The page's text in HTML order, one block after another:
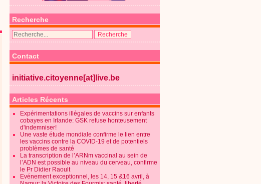
Recherche
Contact
initiative.citoyenne[at]live.be
Articles Récents
Expérimentations illégales de vaccins sur enfants
cobayes en Irlande: GSK refuse honteusement
d'indemniser!
Une vaste étude mondiale confirme le lien entre
les vaccins contre la COVID-19 et de potentiels
problèmes de santé
La transcription de l’ARNm vaccinal au sein de
l’ADN est possible au niveau du cerveau, confirme
le Pr Didier Raoult
Evénement exceptionnel, les 14, 15 &16 avril, à